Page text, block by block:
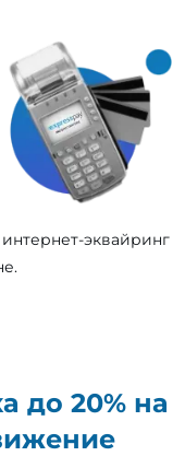
эквайринг
до 20% на